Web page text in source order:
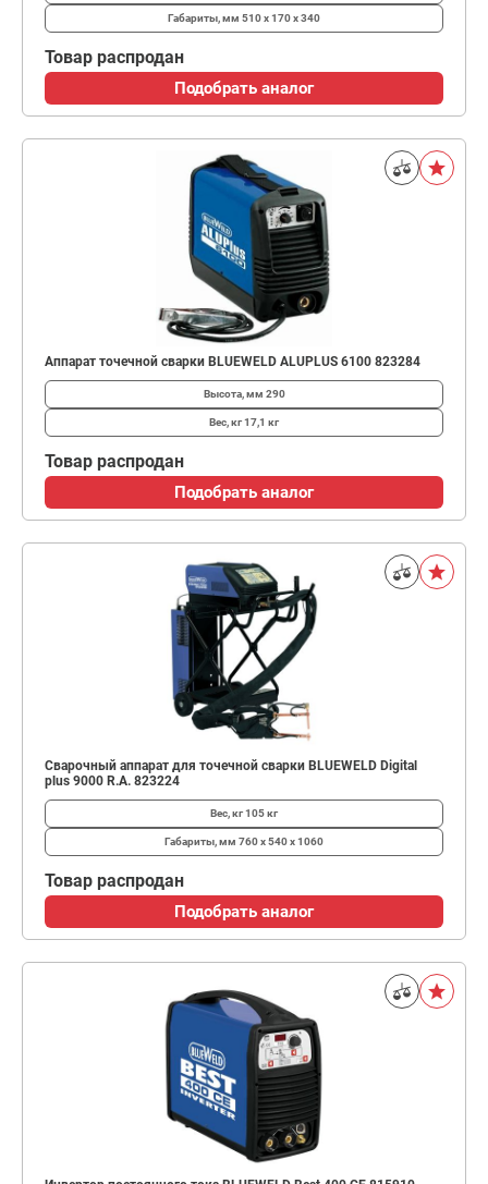
Габариты, мм 510 x 170 x 340
Товар распродан
Подобрать аналог
Аппарат точечной сварки BLUEWELD ALUPLUS 6100 823284
Высота, мм 290
Вес, кг17,1 кг
Товар распродан
Подобрать аналог
Сварочный аппарат для точечной сварки BLUEWELD Digital
plus 9000 R.A. 823224
Вес, кг105 кг
Габариты, мм 760 x 540 x 1060
Товар распродан
Подобрать аналог